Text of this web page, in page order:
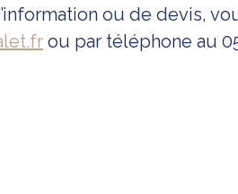
ou de devis,
ou par téléphone au